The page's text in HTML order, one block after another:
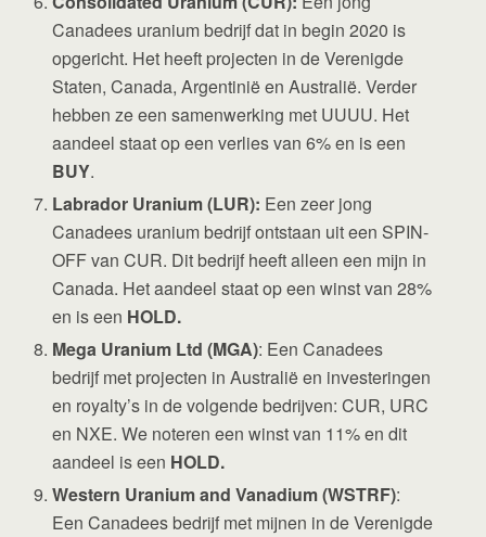
Canadees uranium bedrijf dat in begin 2020 is
opgericht. Het heeft projecten in de Verenigde
Staten, Canada, Argentinië en Australië. Verder
hebben ze een samenwerking met UUUU. Het
aandeel staat op een verlies van 6% en is een
BUY.
Labrador Uranium (LUR): Een zeer jong
Canadees uranium bedrijf ontstaan uit een SPIN-
OFF van CUR. Dit bedrijf heeft alleen een mijn in
Canada. Het aandeel staat op een winst van 28%
en is een HOLD.
Mega Uranium Ltd (MGA): Een Canadees
bedrijf met projecten in Australië en investeringen
en royalty’s in de volgende bedrijven: CUR, URC
en NXE. We noteren een winst van 11% en dit
aandeel is een HOLD.
Western Uranium and Vanadium (WSTRF):
Een Canadees bedrijf met mijnen in de Verenigde